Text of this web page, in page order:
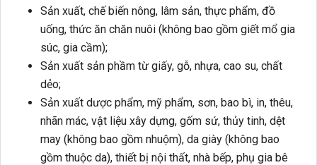
Sản xuất, chế biến nông, lâm sản, thực phẩm, đồ
uống, thức ăn chăn nuôi (không bao gồm giết mổ gia
súc, gia cầm);
Sản xuất sản phầm từ giấy, gỗ, nhựa, cao su, chất
dẻo;
Sản xuất dược phẩm, mỹ phẩm, sơn, bao bì, in, thêu,
nhãn mác, vật liệu xây dựng, gốm sứ, thủy tinh, dệt
may (không bao gồm nhuộm), da giày (không bao
gồm thuộc da), thiết bị nội thất, nhà bếp, phụ gia bê